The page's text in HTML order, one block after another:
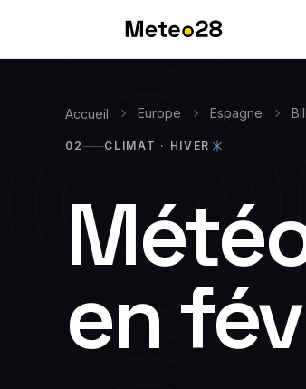
Accueil Europe Espagne
02 CLIMAT · HIVER
en